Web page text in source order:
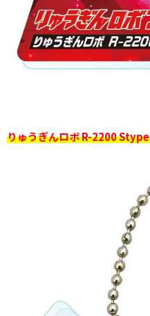
りゅうぎんロボ R-2200 Stype